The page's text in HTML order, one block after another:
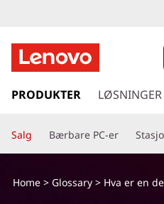
v
a
eå
l
h
v
PRODUKTER LØSNINGER
Salg Bærbare PC-er
Home > Glossary > Hva er en